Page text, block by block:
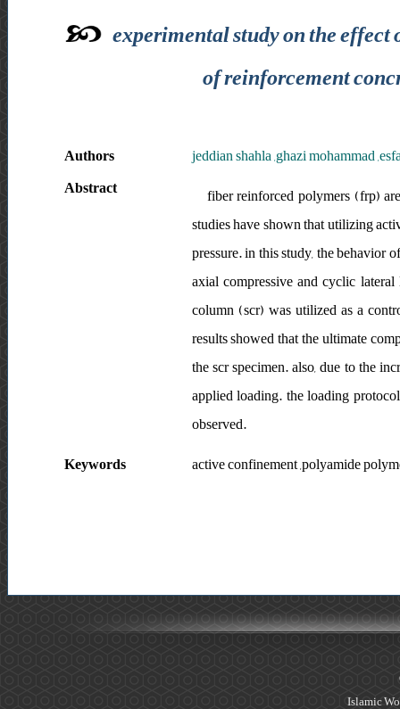
experimental study on the
of reinforcement
Authors
jeddian shahla ,ghazi mohammad
Abstract
fiber reinforced polymers (frp)
studies have shown that utilizing
pressure. in this study, the behavior
axial compressive and cyclic
column (scr) was utilized as a
results showed that the ultimate
the scr specimen. also, due to the
applied loading. the loading
observed.
Keywords
active confinement ,polyamide
Islamic